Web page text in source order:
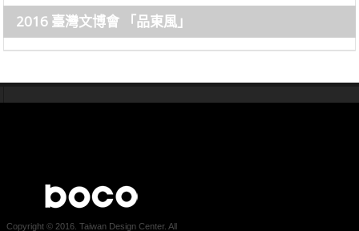
2016 臺灣文博會 「品東風」
Copyright © 2016. Taiwan Design Center. All